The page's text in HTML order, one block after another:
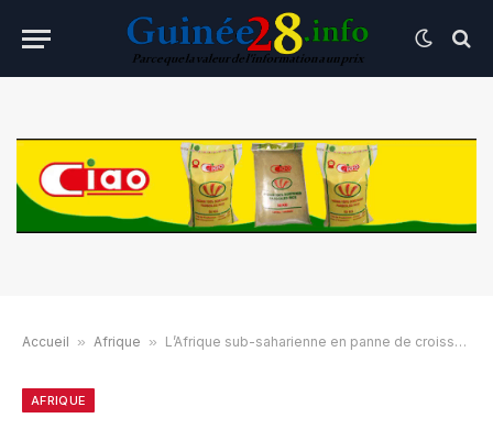
Accueil » Afrique » L’Afrique sub-saharienne en panne de croissance, selon la Banque mondiale
AFRIQUE